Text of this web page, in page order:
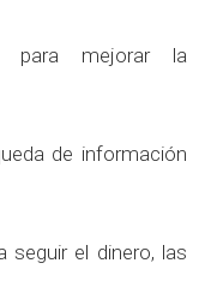
para mejorar la
de información
seguir el dinero, las